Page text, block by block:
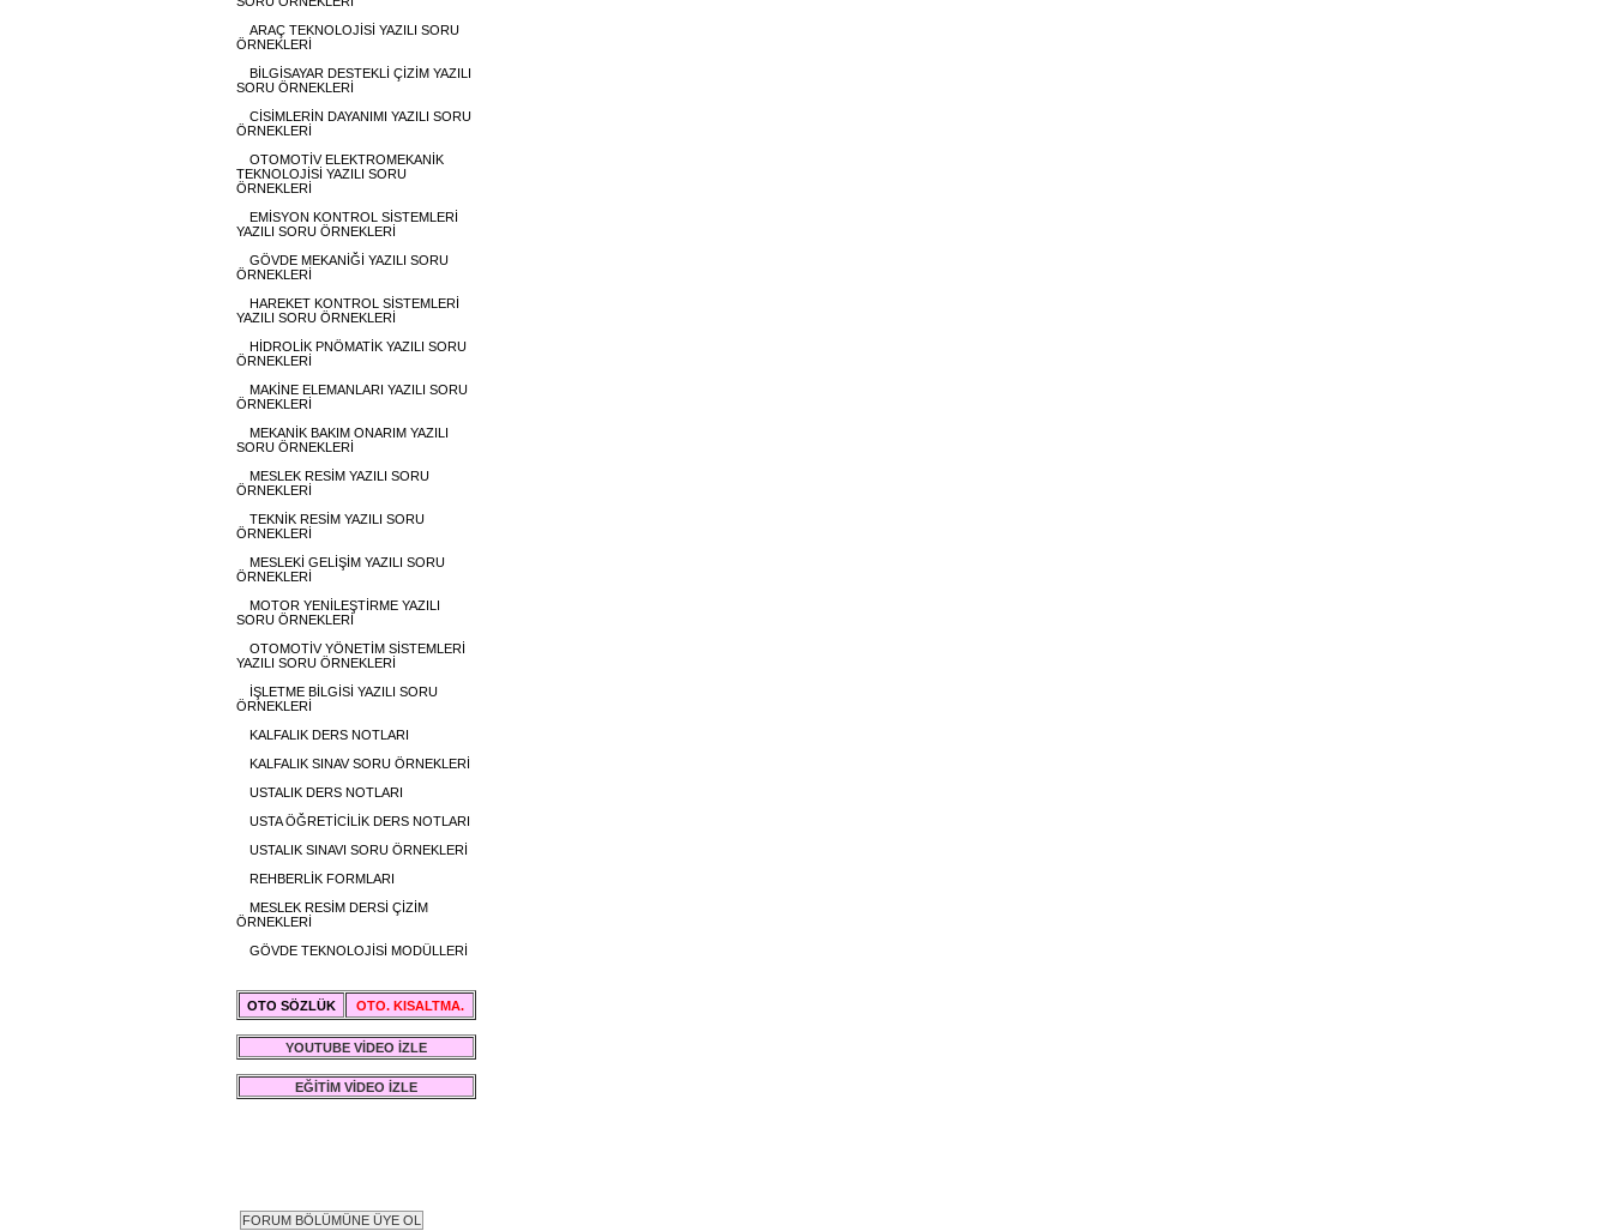
ARAÇ TEKNOLOJİSİ YAZILI SORU
ÖRNEKLERİ
BİLGİSAYAR DESTEKLİ ÇİZİM YAZILI
SORU ÖRNEKLERİ
CİSİMLERİN DAYANIMI YAZILI SORU
ÖRNEKLERİ
OTOMOTİV ELEKTROMEKANİK
TEKNOLOJİSİ YAZILI SORU
ÖRNEKLERİ
EMİSYON KONTROL SİSTEMLERİ
YAZILI SORU ÖRNEKLERİ
GÖVDE MEKANİĞİ YAZILI SORU
ÖRNEKLERİ
HAREKET KONTROL SİSTEMLERİ
YAZILI SORU ÖRNEKLERİ
HİDROLİK PNÖMATİK YAZILI SORU
ÖRNEKLERİ
MAKİNE ELEMANLARI YAZILI SORU
ÖRNEKLERİ
MEKANİK BAKIM ONARIM YAZILI
SORU ÖRNEKLERİ
MESLEK RESİM YAZILI SORU
ÖRNEKLERİ
TEKNİK RESİM YAZILI SORU
ÖRNEKLERİ
MESLEKİ GELİŞİM YAZILI SORU
ÖRNEKLERİ
MOTOR YENİLEŞTİRME YAZILI
SORU ÖRNEKLERİ
OTOMOTİV YÖNETİM SİSTEMLERİ
YAZILI SORU ÖRNEKLERİ
İŞLETME BİLGİSİ YAZILI SORU
ÖRNEKLERİ
KALFALIK DERS NOTLARI
KALFALIK SINAV SORU ÖRNEKLERİ
USTALIK DERS NOTLARI
USTA ÖĞRETİCİLİK DERS NOTLARI
USTALIK SINAVI SORU ÖRNEKLERİ
REHBERLİK FORMLARI
MESLEK RESİM DERSİ ÇİZİM
ÖRNEKLERİ
GÖVDE TEKNOLOJİSİ MODÜLLERİ
OTO SÖZLÜK OTO. KISALTMA.
YOUTUBE VİDEO İZLE
EĞİTİM VİDEO İZLE